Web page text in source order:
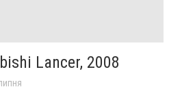
Lancer, 2008